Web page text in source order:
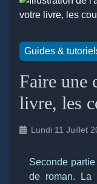
Guides &
Faire une
livre, les
Lundi 11 Juillet
Seconde
de roman. La